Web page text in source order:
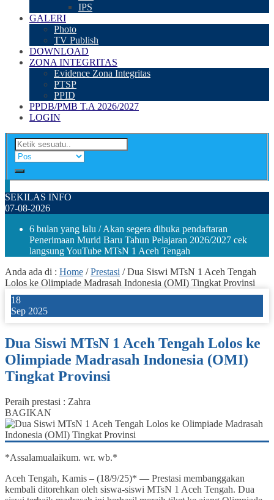
IPS
GALERI
Photo
TV Publish
DOWNLOAD
ZONA INTEGRITAS
Evidence Zona Integritas
PTSP
PPID
PPDB/PMB T.A 2026/2027
LOGIN
SEKILAS INFO
07-08-2026
6 bulan yang lalu / Akan segera dibuka pendaftaran
Penerimaan Murid Baru Tahun Pelajaran 2026/2027 cek
langsung YouTube MTsN 1 Aceh Tengah
Anda ada di : Home /Prestasi /Dua Siswi MTsN 1 Aceh Tengah
Lolos ke Olimpiade Madrasah Indonesia (OMI) Tingkat Provinsi
18
Sep 2025
Dua Siswi MTsN 1 Aceh Tengah Lolos ke
Olimpiade Madrasah Indonesia (OMI)
Tingkat Provinsi
Peraih prestasi : Zahra
BAGIKAN
*Assalamualaikum. wr. wb.*
Aceh Tengah, Kamis – (18/9/25)* — Prestasi membanggakan
kembali ditorehkan oleh siswa-siswi MTsN 1 Aceh Tengah. Dua